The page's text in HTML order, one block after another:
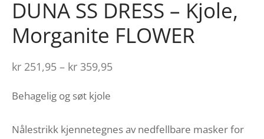
DUNA SS DRESS – Kjole,
Morganite FLOWER
kr 251,95 – kr 359,95Prisområde:
Behagelig og søt kjole
Nålestrikk kjennetegnes av nedfellbare masker for